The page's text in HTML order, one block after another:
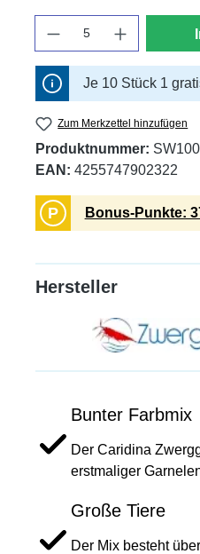
Je 10 Stück 1
Zum Merkzettel hinzufügen
Produktnummer:
EAN: 4255747902322
P Bonus-Punkte:
Hersteller
Bunter Farbmix
Der Caridina
erstmaliger
Große Tiere
Der Mix besteht